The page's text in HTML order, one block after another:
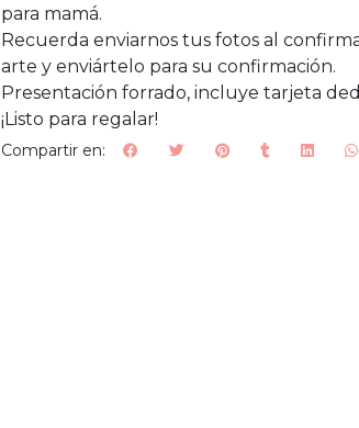
para mamá.
Recuerda enviarnos tus fotos al
arte y enviártelo para su confirmación.
Presentación forrado, incluye tarjeta
¡Listo para regalar!
Compartir en: